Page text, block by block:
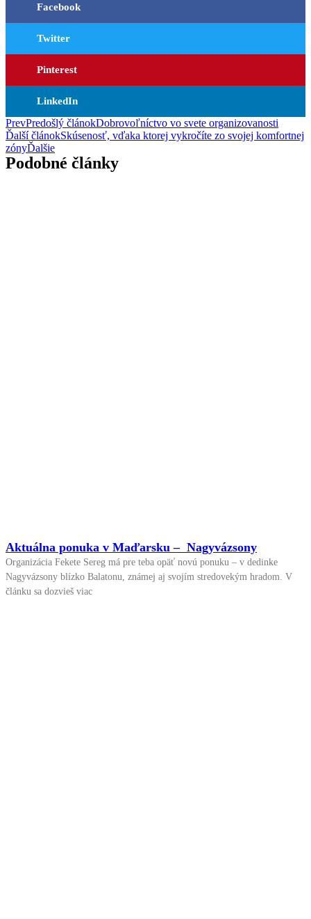
Facebook
Twitter
Pinterest
LinkedIn
PrevPredošlý článokDobrovoľníctvo vo svete organizovanosti
Ďalší článokSkúsenosť, vďaka ktorej vykročíte zo svojej komfortnej
zónyĎalšie
Podobné články
Aktuálna ponuka v Maďarsku – Nagyvázsony
Organizácia Fekete Sereg má pre teba opäť novú ponuku – v dedinke
Nagyvázsony blízko Balatonu, známej aj svojím stredovekým hradom. V
článku sa dozvieš viac